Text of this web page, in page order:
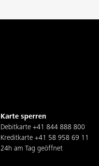
Karte sperren
Debitkarte +41 844 888 800
Kreditkarte +41 58 958 69 11
24h am Tag geöffnet